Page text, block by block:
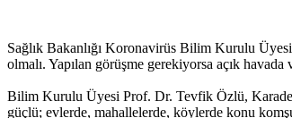
Sağlık Bakanlığı Koronavirüs Bilim Kurulu
olmalı. Yapılan görüşme gerekiyorsa açık havada
Bilim Kurulu Üyesi Prof. Dr. Tevfik Özlü,
güçlü; evlerde, mahallelerde, köylerde konu